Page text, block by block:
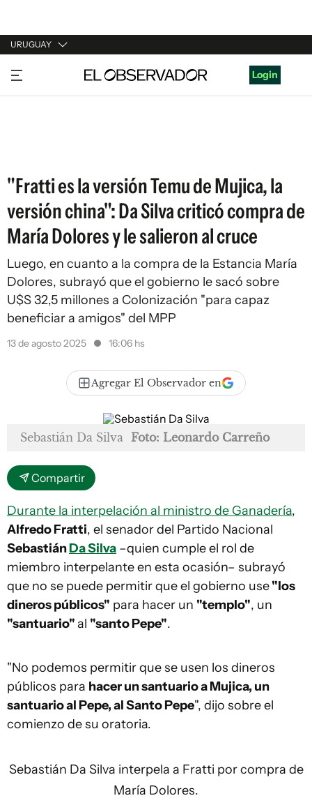
URUGUAY
URUGUAY
ARGENTINA
Login
"Fratti es la versión Temu de Mujica, la
versión china": Da Silva criticó compra de
María Dolores y le salieron al cruce
Luego, en cuanto a la compra de la Estancia María
Dolores, subrayó que el gobierno le sacó sobre
U$S 32,5 millones a Colonización "para capaz
beneficiar a amigos" del MPP
13 de agosto 2025 16:06 hs
Agregar El Observador en
Sebastián Da Silva Foto: Leonardo Carreño
Compartir
Durante la interpelación al ministro de Ganadería,
Alfredo Fratti, el senador del Partido Nacional
SebastiánDa Silva –quien cumple el rol de
miembro interpelante en esta ocasión– subrayó
que no se puede permitir que el gobierno use"los
dineros públicos" para hacer un "templo", un
"santuario"al "santo Pepe".
"No podemos permitir que se usen los dineros
públicos para hacer un santuario a Mujica, un
santuario al Pepe, al Santo Pepe", dijo sobre el
comienzo de su oratoria.
Sebastián Da Silva interpela a Fratti por compra de
María Dolores.